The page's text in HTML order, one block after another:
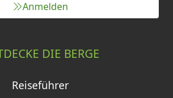
Anmelden
DIE BERGE
Reiseführer